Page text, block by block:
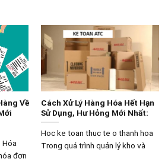
Về
Hóa
đơn
Cách Xử Lý Hàng Hóa Hết Hạn
Sử Dụng, Hư Hỏng Mới Nhất:
Hoc ke toan thuc te o thanh hoa
Trong quá trình quản lý kho và